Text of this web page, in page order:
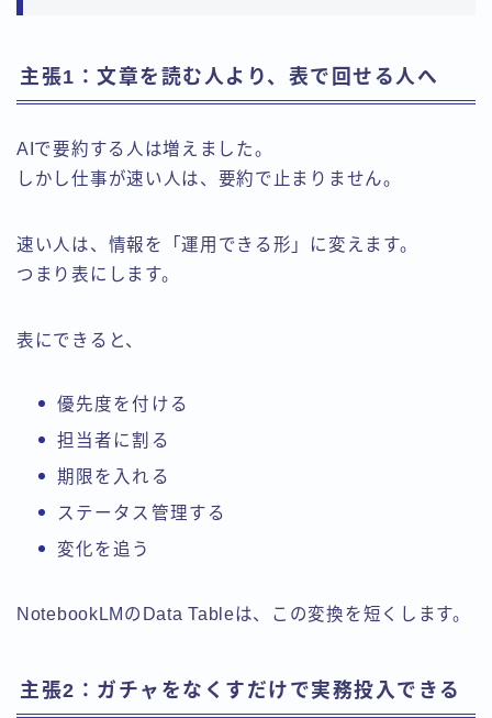
主張1：文章を読む人より、表で回せる人へ
AIで要約する人は増えました。
しかし仕事が速い人は、要約で止まりません。
速い人は、情報を「運用できる形」に変えます。
つまり表にします。
表にできると、
優先度を付ける
担当者に割る
期限を入れる
ステータス管理する
変化を追う
NotebookLMのData Tableは、この変換を短くします。
主張2：ガチャをなくすだけで実務投入できる